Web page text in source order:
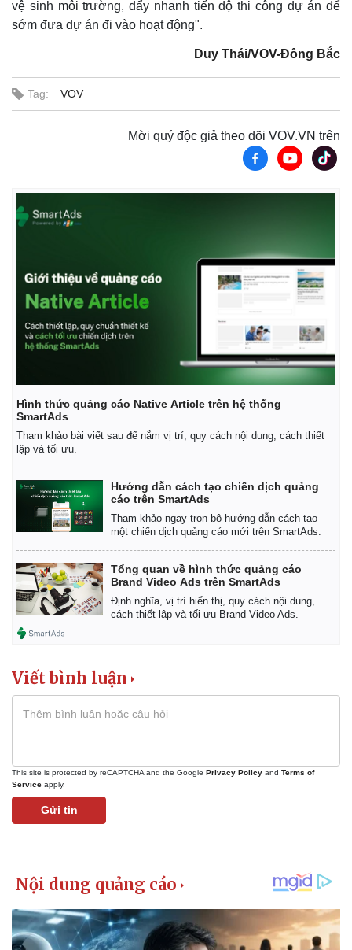
Kinh tế
Khởi nghiệp
Thị trường
Giá vàng
Tiêu dùng
Tỷ giá
Chứng khoán
Giá cà phê
vệ sinh môi trường, đẩy nhanh tiến độ thi công dự án để
sớm đưa dự án đi vào hoạt động".
Duy Thái/VOV-Đông Bắc
Tag: VOV
Mời quý độc giả theo dõi VOV.VN trên
Hình thức quảng cáo Native Article trên hệ thống
SmartAds
Tham khảo bài viết sau để nắm vị trí, quy cách nội dung, cách thiết
lập và tối ưu.
Hướng dẫn cách tạo chiến dịch quảng
cáo trên SmartAds
Tham khảo ngay trọn bộ hướng dẫn cách tạo
một chiến dịch quảng cáo mới trên SmartAds.
Tổng quan về hình thức quảng cáo
Brand Video Ads trên SmartAds
Định nghĩa, vị trí hiển thị, quy cách nội dung,
cách thiết lập và tối ưu Brand Video Ads.
Viết bình luận
This site is protected by reCAPTCHA and the Google Privacy Policy and Terms of
Service apply.
Gửi tin